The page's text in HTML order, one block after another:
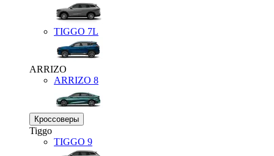
TIGGO 7L
ARRIZO
ARRIZO 8
Кроссоверы
Tiggo
TIGGO 9